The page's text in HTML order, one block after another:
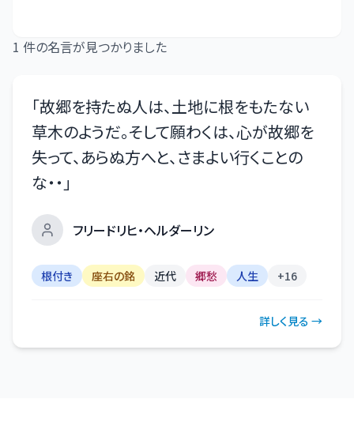
1 件の名言が見つかりました
「故郷を持たぬ人は、土地に根をもたない
草木のようだ。そして願わくは、心が故郷を
失って、あらぬ方へと、さまよい行くことの
な・・ 」
フリードリヒ・ヘルダーリン
根付き 座右の銘 近代 郷愁 人生 +16
詳しく見る →